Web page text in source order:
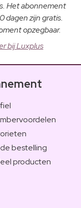
Het abonnement
dagen zijn gratis.
opzegbaar.
bij Luxplus
bestelling
producten